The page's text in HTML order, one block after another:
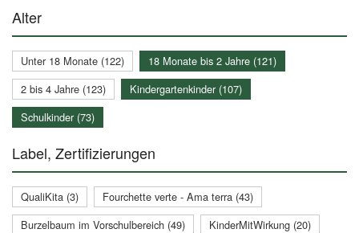
Alter
Unter 18 Monate (122)
18 Monate bis 2 Jahre (121)
2 bis 4 Jahre (123)
Kindergartenkinder (107)
Schulkinder (73)
Label, Zertifizierungen
QualiKita (3)
Fourchette verte - Ama terra (43)
Burzelbaum im Vorschulbereich (49)
KinderMitWirkung (20)